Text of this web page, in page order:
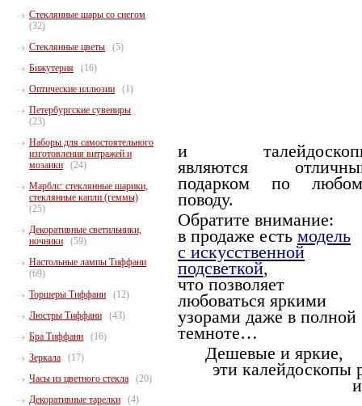
и
являются
подарком по
поводу.
Обратите внимание:
в продаже есть модель
с искусственной
подсветкой,
что позволяет
любоваться яркими
узорами даже в полной
темноте…
Дешевые и яркие,
эти калейдоскопы
Стеклянные шары со снегом
(32)
Стеклянные цветы
(5)
Бижутерия
(16)
Оптические иллюзии
(1)
Петербургские сувениры
(23)
Наборы для самостоятельного
изготовления витражей и
мозаики
(24)
Марблс: стеклянные шарики,
стеклянные капли (геммы)
(25)
Декоративные светильники,
ночники
(59)
Настольные лампы Тиффани
(69)
Торшеры Тиффани
(12)
Люстры Тиффани
(43)
Бра Тиффани
(16)
Зеркала
(17)
Часы из цветного стекла
(20)
Декоративные тарелки
(4)